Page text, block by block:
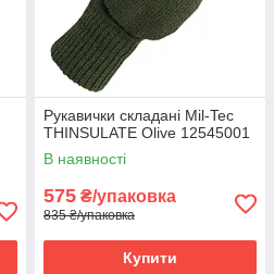
Рукавички складані Mil-Tec
THINSULATE Olive 12545001
В наявності
575 ₴/упаковка
835 ₴/упаковка
Купити